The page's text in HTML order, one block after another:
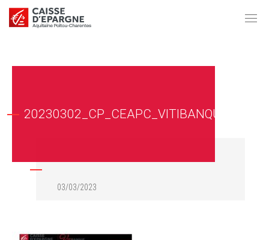
20230302_CP_CEAPC_VITIBANQUE
03/03/2023